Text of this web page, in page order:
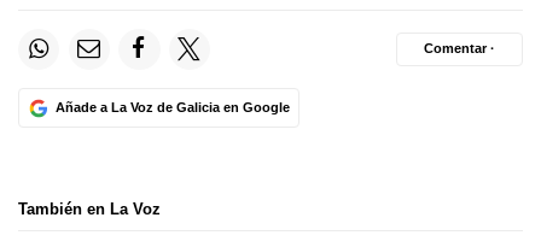
Añade a La Voz de Galicia en Google
Comentar ·
También en La Voz